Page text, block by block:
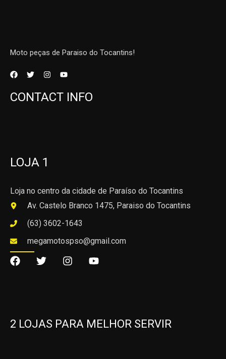
Moto peças de Paraiso do Tocantins!
CONTACT INFO
LOJA 1
Loja no centro da cidade de Paraíso do Tocantins
Av. Castelo Branco 1475, Paraiso do Tocantins
(63) 3602-1643
megamotospso@gmail.com
2 LOJAS PARA MELHOR SERVIR